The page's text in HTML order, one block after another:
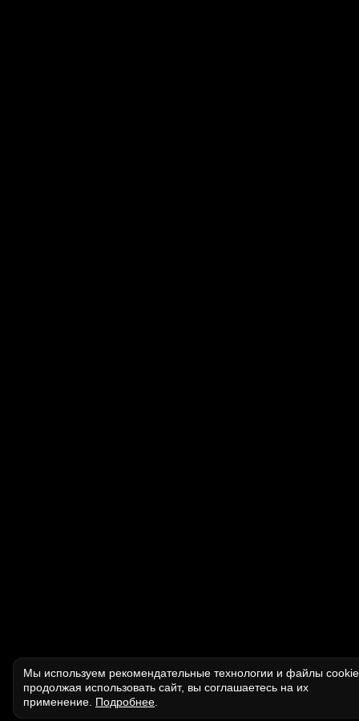
Мы используем рекомендательные технологии и файлы
продолжая использовать сайт, вы соглашаетесь на их
применение. Подробнее.